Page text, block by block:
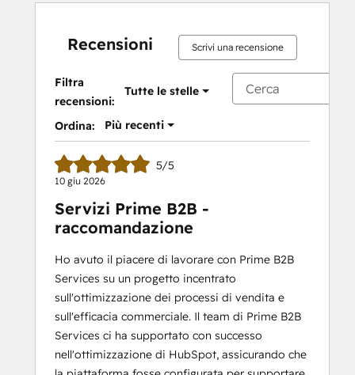
Recensioni Scrivi una recensione
Filtra
recensioni:
Tutte le stelle
Ordina: Più recenti
5/5
10 giu 2026
Servizi Prime B2B -
raccomandazione
Ho avuto il piacere di lavorare con Prime B2B
Services su un progetto incentrato
sull'ottimizzazione dei processi di vendita e
sull'efficacia commerciale. Il team di Prime B2B
Services ci ha supportato con successo
nell'ottimizzazione di HubSpot, assicurando che